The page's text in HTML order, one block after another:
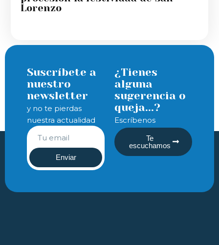
Lorenzo
Suscríbete a
nuestro
newsletter
y no te pierdas
nuestra actualidad
Enviar
¿Tienes
alguna
sugerencia o
queja...?
Escríbenos
Te
escuchamos